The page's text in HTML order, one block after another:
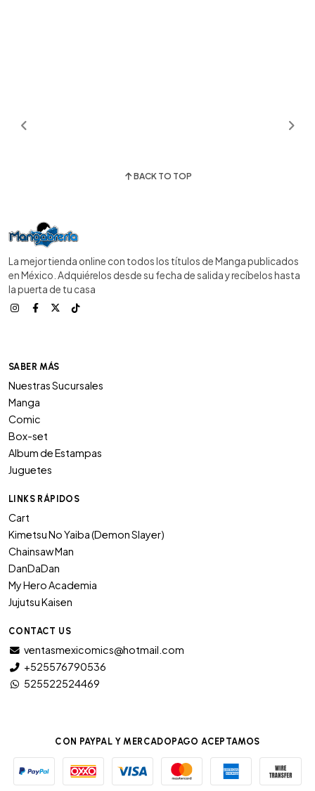
BACK TO TOP
La mejor tienda online con todos los títulos de Manga publicados
en México. Adquiérelos desde su fecha de salida y recíbelos hasta
la puerta de tu casa
SABER MÁS
Nuestras Sucursales
Manga
Comic
Box-set
Album de Estampas
Juguetes
LINKS RÁPIDOS
Cart
Kimetsu No Yaiba (Demon Slayer)
Chainsaw Man
DanDaDan
My Hero Academia
Jujutsu Kaisen
CONTACT US
ventasmexicomics@hotmail.com
+525576790536
525522524469
CON PAYPAL Y MERCADOPAGO ACEPTAMOS